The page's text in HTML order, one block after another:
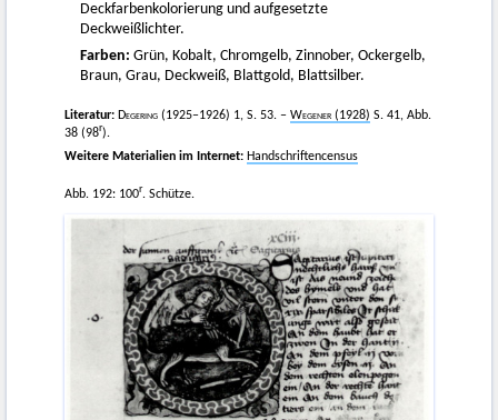
Deckfarbenkolorierung und aufgesetzte
Deckweißlichter.
Farben: Grün, Kobalt, Chromgelb, Zinnober, Ockergelb,
Braun, Grau, Deckweiß, Blattgold, Blattsilber.
Literatur: Degering (1925–1926) 1, S. 53. – Wegener (1928) S. 41, Abb.
38 (98r).
Weitere Materialien im Internet: Handschriftencensus
Abb. 192: 100r. Schütze.